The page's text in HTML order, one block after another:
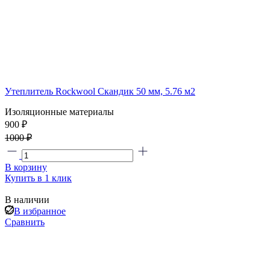
Утеплитель Rockwool Скандик 50 мм, 5.76 м2
Изоляционные материалы
900 ₽
1000 ₽
В корзину
Купить в 1 клик
В наличии
В избранное
Сравнить